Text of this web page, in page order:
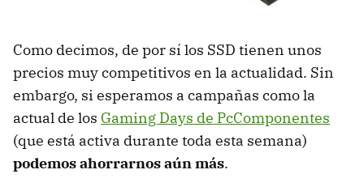
Como decimos, de por sí los SSD tienen unos
precios muy competitivos en la actualidad. Sin
embargo, si esperamos a campañas como la
actual de los Gaming Days de PcComponentes
(que está activa durante toda esta semana)
podemos ahorrarnos aún más.